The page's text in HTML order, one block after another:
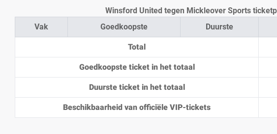
Vak Goedkoopste Duurste
Total
Goedkoopste ticket in het totaal
Duurste ticket in het totaal
Beschikbaarheid van officiële VIP-tickets
Winsford United tegen Mickleover Sports